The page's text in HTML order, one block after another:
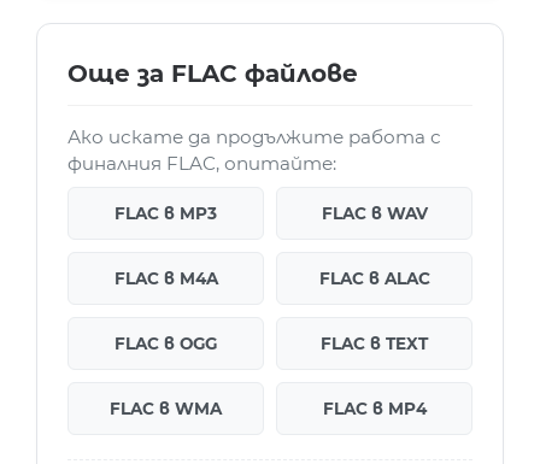
Още за FLAC файлове
Ако искате да продължите работа с
финалния FLAC, опитайте:
FLAC в MP3 FLAC в WAV
FLAC в M4A FLAC в ALAC
FLAC в OGG FLAC в TEXT
FLAC в WMA FLAC в MP4